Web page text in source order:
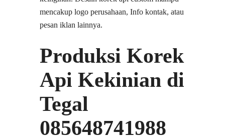
mencakup logo perusahaan, Info kontak, atau
pesan iklan lainnya.
Produksi Korek
Api Kekinian di
Tegal
085648741988